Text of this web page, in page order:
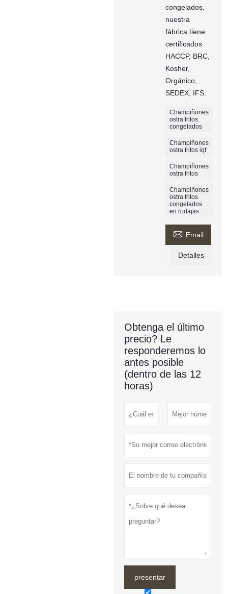
congelados,
nuestra
fábrica tiene
certificados
HACCP, BRC,
Kosher,
Orgánico,
SEDEX, IFS.
Champiñones
ostra fritos
congelados
Champiñones
ostra fritos iqf
Champiñones
ostra fritos
Champiñones
ostra fritos
congelados
en rodajas
 Email
Detalles
Obtenga el último
precio? Le
responderemos lo
antes posible
(dentro de las 12
horas)
presentar